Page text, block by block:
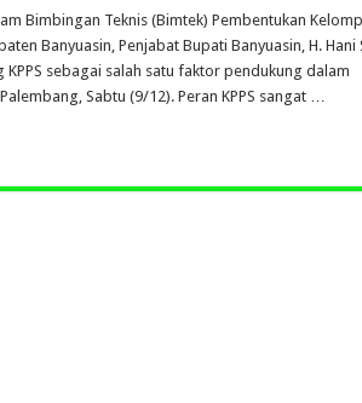
Bimbingan Teknis (Bimtek) Pembentukan
Banyuasin, Penjabat Bupati Banyuasin, H. Hani
sebagai salah satu faktor pendukung dalam
Sabtu (9/12). Peran KPPS sangat …